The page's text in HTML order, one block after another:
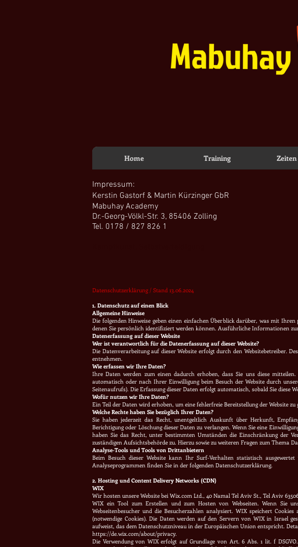
Home Training Zeiten
Impressum:
Kerstin Gastorf & Martin Kürzinger GbR
Mabuhay Academy
Dr.-Georg-Völkl-Str. 3, 85406 Zolling
Tel. 0178 / 827 826 1
Datenschutzerklärung / Stand 13.06.2024
1. Datenschutz auf einen Blick
Allgemeine Hinweise
Die folgenden Hinweise geben einen einfachen Überblick darüber, was mit Ihren
denen Sie persönlich identifiziert werden können. Ausführliche Informationen
Datenerfassung auf dieser Website
Wer ist verantwortlich für die Datenerfassung auf dieser Website?
Die Datenverarbeitung auf dieser Website erfolgt durch den Websitebetreiber.
entnehmen.
Wie erfassen wir Ihre Daten?
Ihre Daten werden zum einen dadurch erhoben, dass Sie uns diese
automatisch oder nach Ihrer Einwilligung beim Besuch der Website durch
Seitenaufrufs). Die Erfassung dieser Daten erfolgt automatisch, sobald Sie diese
Wofür nutzen wir Ihre Daten?
Ein Teil der Daten wird erhoben, um eine fehlerfreie Bereitstellung der Website
Welche Rechte haben Sie bezüglich Ihrer Daten?
Sie haben jederzeit das Recht, unentgeltlich Auskunft über Herkunft,
Berichtigung oder Löschung dieser Daten zu verlangen. Wenn Sie eine
haben Sie das Recht, unterbestimmten Umständen die Einschränkung der
zuständigen Aufsichtsbehörde zu. Hierzu sowie zu weiteren Fragen zum Thema
Analyse-Tools und Tools von Drittanbietern
Beim Besuch dieser Website kann Ihr Surf-Verhalten statistisch
Analyseprogrammen finden Sie in der folgenden Datenschutzerklärung.
2. Hosting und Content Delivery Networks (CDN)
WIX
Wir hosten unsere Website bei Wix.com Ltd., 40 Namal Tel Aviv St., Tel Aviv
WIX ein Tool zum Erstellen und zum Hosten von Webseiten. Wenn Sie
Webseitenbesucher und die Besucherzahlen analysiert. WIX speichert
(notwendige Cookies). Die Daten werden auf den Servern von WIX in Israel
aufweist, das dem Datenschutzniveau in der Europäischen Union entspricht.
https://de.wix.com/about/privacy.
Die Verwendung von WIX erfolgt auf Grundlage von Art. 6 Abs. 1 lit. f